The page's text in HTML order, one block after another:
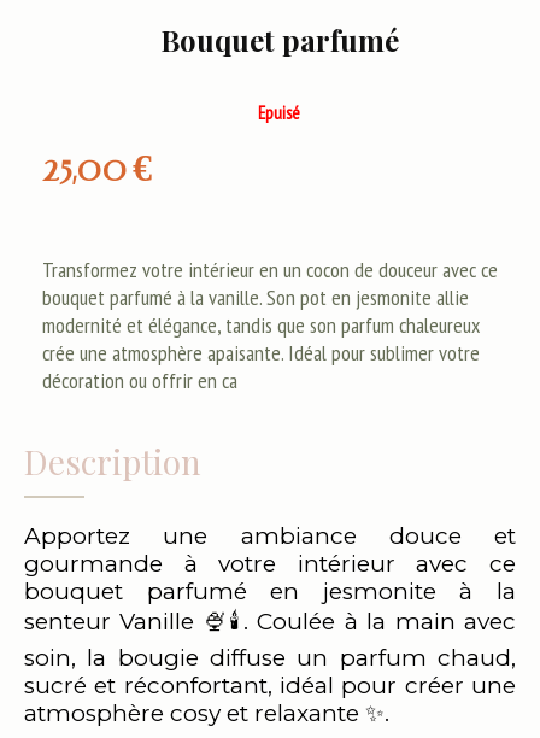
Bouquet parfumé
25,00€
Epuisé
Transformez votre intérieur en un cocon de douceur avec ce
bouquet parfumé à la vanille. Son pot en jesmonite allie
modernité et élégance, tandis que son parfum chaleureux
crée une atmosphère apaisante. Idéal pour sublimer votre
décoration ou offrir en ca
Description
Apportez une ambiance douce et
gourmande à votre intérieur avec ce
bouquet parfumé en jesmonite à la
senteur Vanille 🍨🕯️. Coulée à la main avec
soin, la bougie diffuse un parfum chaud,
sucré et réconfortant, idéal pour créer une
atmosphère cosy et relaxante ✨.